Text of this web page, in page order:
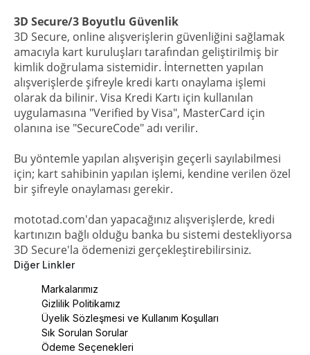
3D Secure/3 Boyutlu Güvenlik
3D Secure, online alışverişlerin güvenliğini sağlamak
amacıyla kart kuruluşları tarafından geliştirilmiş bir
kimlik doğrulama sistemidir. İnternetten yapılan
alışverişlerde şifreyle kredi kartı onaylama işlemi
olarak da bilinir. Visa Kredi Kartı için kullanılan
uygulamasına "Verified by Visa", MasterCard için
olanına ise "SecureCode" adı verilir.
Bu yöntemle yapılan alışverişin geçerli sayılabilmesi
için; kart sahibinin yapılan işlemi, kendine verilen özel
bir şifreyle onaylaması gerekir.
mototad.com'dan yapacağınız alışverişlerde, kredi
kartınızın bağlı olduğu banka bu sistemi destekliyorsa
3D Secure'la ödemenizi gerçekleştirebilirsiniz.
Diğer Linkler
Markalarımız
Gizlilik Politikamız
Üyelik Sözleşmesi ve Kullanım Koşulları
Sık Sorulan Sorular
Ödeme Seçenekleri